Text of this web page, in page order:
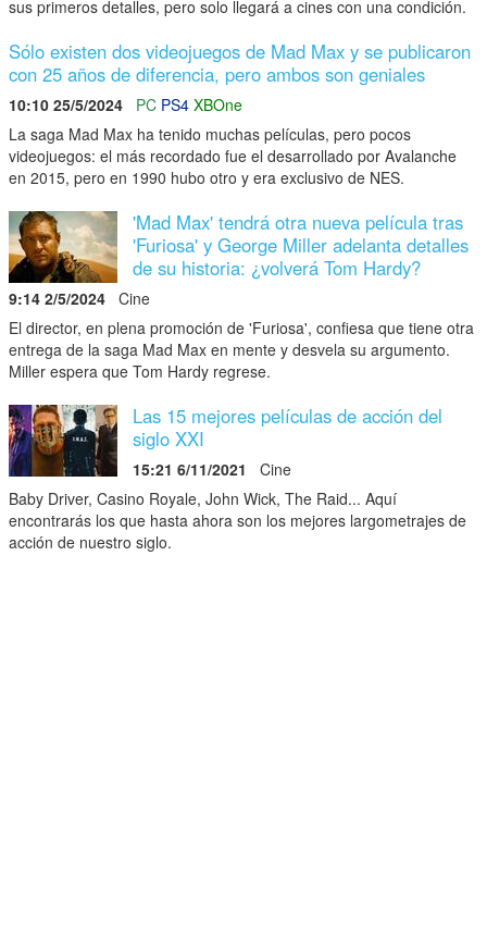
sus primeros detalles, pero solo llegará a cines con una condición.
Sólo existen dos videojuegos de Mad Max y se publicaron
con 25 años de diferencia, pero ambos son geniales
10:10 25/5/2024 PC PS4 XBOne
La saga Mad Max ha tenido muchas películas, pero pocos
videojuegos: el más recordado fue el desarrollado por Avalanche
en 2015, pero en 1990 hubo otro y era exclusivo de NES.
'Mad Max' tendrá otra nueva película tras
'Furiosa' y George Miller adelanta detalles
de su historia: ¿volverá Tom Hardy?
9:14 2/5/2024 Cine
El director, en plena promoción de 'Furiosa', confiesa que tiene otra
entrega de la saga Mad Max en mente y desvela su argumento.
Miller espera que Tom Hardy regrese.
Las 15 mejores películas de acción del
siglo XXI
15:21 6/11/2021
Cine
Baby Driver, Casino Royale, John Wick, The Raid... Aquí
encontrarás los que hasta ahora son los mejores largometrajes de
acción de nuestro siglo.